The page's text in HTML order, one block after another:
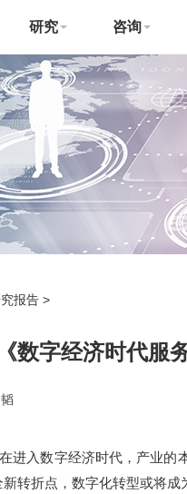
研究 咨询
报告 >
数字经济时代服
入数字经济时代，产业的
转折点，数字化转型或将